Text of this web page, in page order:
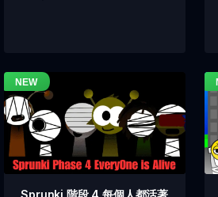
Sprunki 階段 4 每個人都活著